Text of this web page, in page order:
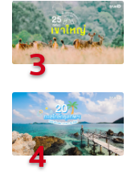
3
4